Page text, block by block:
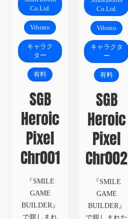
Co.Ltd.
Vibrato
キャラク
ター
有料
SGB
Heroic
Pixel
Chr001
『SMILE
GAME
BUILDER』
で親しまれ
Co.Ltd.
Vibrato
キャラクタ
ー
有料
SGB
Heroic
Pixel
Chr002
『SMILE
GAME
BUILDER』